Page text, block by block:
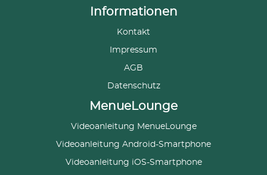
Informationen
Kontakt
Impressum
AGB
Datenschutz
MenueLounge
Videoanleitung MenueLounge
Videoanleitung Android-Smartphone
Videoanleitung iOS-Smartphone